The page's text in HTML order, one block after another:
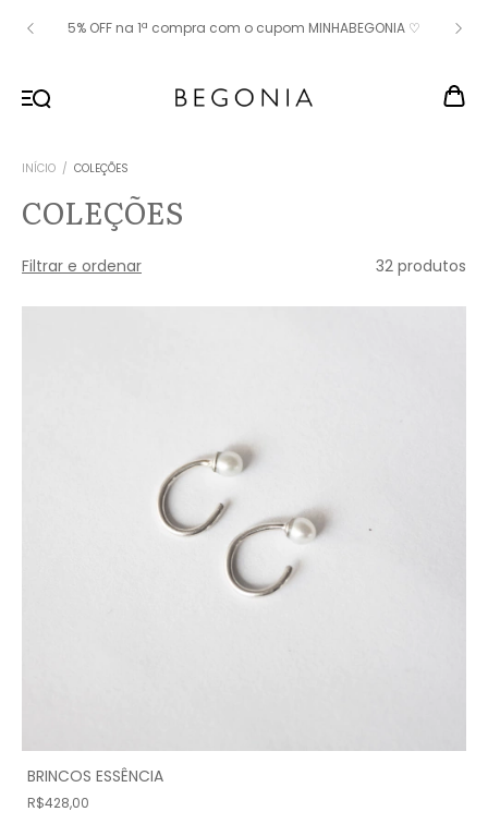
5% OFF na 1ª compra com o cupom MINHABEGONIA ♡
INÍCIO / COLEÇÕES
COLEÇÕES
Filtrar e ordenar 32 produtos
BRINCOS ESSÊNCIA
R$428,00